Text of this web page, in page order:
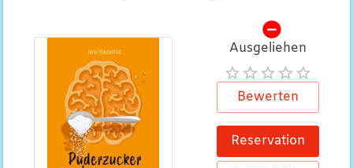
Ausgeliehen
Bewerten
Reservation